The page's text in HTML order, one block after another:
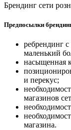
Брендинг сети
Предпосылки
ребрендинг
маленький
насыщенная
и перекус;
магазинов
магазина.